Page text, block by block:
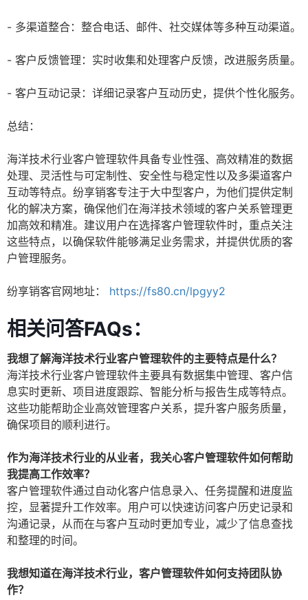
- 多渠道整合：整合电话、邮件、社交媒体等多种互动渠道。
- 客户反馈管理：实时收集和处理客户反馈，改进服务质量。
- 客户互动记录：详细记录客户互动历史，提供个性化服务。
总结：
海洋技术行业客户管理软件具备专业性强、高效精准的数据
处理、灵活性与可定制性、安全性与稳定性以及多渠道客户
互动等特点。纷享销客专注于大中型客户，为他们提供定制
化的解决方案，确保他们在海洋技术领域的客户关系管理更
加高效和精准。建议用户在选择客户管理软件时，重点关注
这些特点，以确保软件能够满足业务需求，并提供优质的客
户管理服务。
纷享销客官网地址： https://fs80.cn/lpgyy2
相关问答FAQs：
我想了解海洋技术行业客户管理软件的主要特点是什么？
海洋技术行业客户管理软件主要具有数据集中管理、客户信
息实时更新、项目进度跟踪、智能分析与报告生成等特点。
这些功能帮助企业高效管理客户关系，提升客户服务质量，
确保项目的顺利进行。
作为海洋技术行业的从业者，我关心客户管理软件如何帮助
我提高工作效率？
客户管理软件通过自动化客户信息录入、任务提醒和进度监
控，显著提升工作效率。用户可以快速访问客户历史记录和
沟通记录，从而在与客户互动时更加专业，减少了信息查找
和整理的时间。
我想知道在海洋技术行业，客户管理软件如何支持团队协
作？